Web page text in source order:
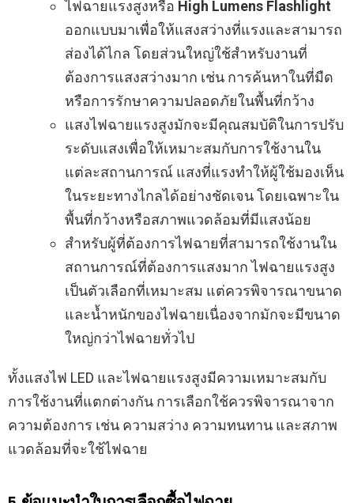
ไฟฉายแรงสูงหรือ High Lumens Flashlight
ออกแบบมาเพื่อให้แสงสว่างที่แรงและสามารถ
ส่องได้ไกล โดยส่วนใหญ่ใช้สำหรับงานที่
ต้องการแสงสว่างมาก เช่น การค้นหาในที่มืด
หรือการรักษาความปลอดภัยในพื้นที่กว้าง
แสงไฟฉายแรงสูงมักจะมีคุณสมบัติในการปรับ
ระดับแสงเพื่อให้เหมาะสมกับการใช้งานใน
แต่ละสถานการณ์ แสงที่แรงทำให้ผู้ใช้มองเห็น
ในระยะทางไกลได้อย่างชัดเจน โดยเฉพาะใน
พื้นที่กว้างหรือสภาพแวดล้อมที่มีแสงน้อย
สำหรับผู้ที่ต้องการไฟฉายที่สามารถใช้งานใน
สถานการณ์ที่ต้องการแสงมาก ไฟฉายแรงสูง
เป็นตัวเลือกที่เหมาะสม แต่ควรพิจารณาขนาด
และน้ำหนักของไฟฉายเนื่องจากมักจะมีขนาด
ใหญ่กว่าไฟฉายทั่วไป
ทั้งแสงไฟ LED และไฟฉายแรงสูงมีความเหมาะสมกับ
การใช้งานที่แตกต่างกัน การเลือกใช้ควรพิจารณาจาก
ความต้องการ เช่น ความสว่าง ความทนทาน และสภาพ
แวดล้อมที่จะใช้ไฟฉาย